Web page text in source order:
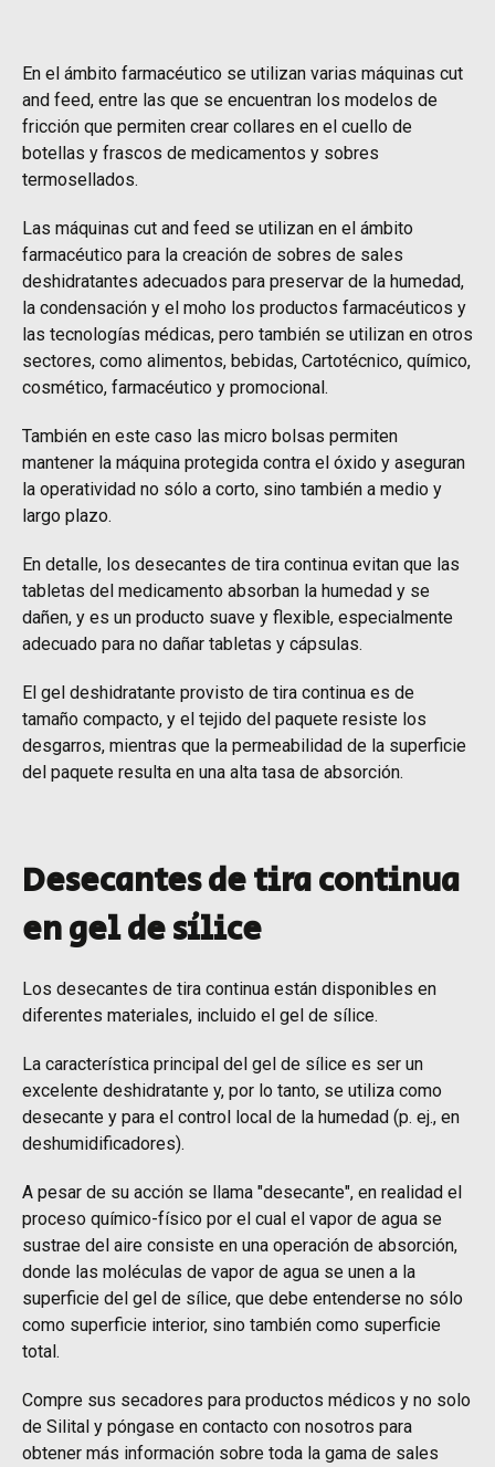
En el ámbito farmacéutico se utilizan varias máquinas cut
and feed, entre las que se encuentran los modelos de
fricción que permiten crear collares en el cuello de
botellas y frascos de medicamentos y sobres
termosellados.
Las máquinas cut and feed se utilizan en el ámbito
farmacéutico para la creación de sobres de sales
deshidratantes adecuados para preservar de la humedad,
la condensación y el moho los productos farmacéuticos y
las tecnologías médicas, pero también se utilizan en otros
sectores, como alimentos, bebidas, Cartotécnico, químico,
cosmético, farmacéutico y promocional.
También en este caso las micro bolsas permiten
mantener la máquina protegida contra el óxido y aseguran
la operatividad no sólo a corto, sino también a medio y
largo plazo.
En detalle, los desecantes de tira continua evitan que las
tabletas del medicamento absorban la humedad y se
dañen, y es un producto suave y flexible, especialmente
adecuado para no dañar tabletas y cápsulas.
El gel deshidratante provisto de tira continua es de
tamaño compacto, y el tejido del paquete resiste los
desgarros, mientras que la permeabilidad de la superficie
del paquete resulta en una alta tasa de absorción.
Desecantes de tira continua
en gel de sílice
Los desecantes de tira continua están disponibles en
diferentes materiales, incluido el gel de sílice.
La característica principal del gel de sílice es ser un
excelente deshidratante y, por lo tanto, se utiliza como
desecante y para el control local de la humedad (p. ej., en
deshumidificadores).
A pesar de su acción se llama "desecante", en realidad el
proceso químico-físico por el cual el vapor de agua se
sustrae del aire consiste en una operación de absorción,
donde las moléculas de vapor de agua se unen a la
superficie del gel de sílice, que debe entenderse no sólo
como superficie interior, sino también como superficie
total.
Compre sus secadores para productos médicos y no solo
de Silital y póngase en contacto con nosotros para
obtener más información sobre toda la gama de sales